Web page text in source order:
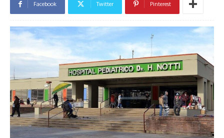
Facebook Twitter Pinterest